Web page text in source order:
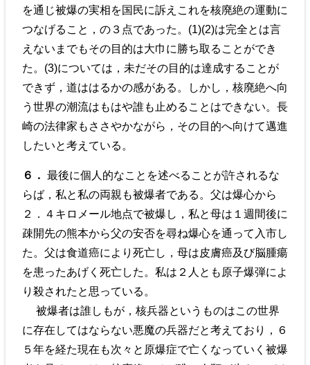
を通じ被爆の実相を国民に訴えこれを核廃絶の運動に
つなげること，の３点であった。(1)(2)は完全とは言
えないまでもその目的は大巾に勝ち取ることができ
た。(3)については，未だその目的は達成することが
できず，道ははるかの感がある。しかし，核廃絶へ向
う世界の潮流はもはや誰も止めることはできない。長
崎の法律家もささやかながら，その目的へ向けて邁進
したいと考えている。
６． 最後に個人的なことを述べることが許されるな
らば，私と私の両親も被爆者である。父は爆心から
２．４キロメール地点で被爆し，私と母は１週間後に
疎開先の熊本から父の安否を尋ね爆心を通って入市し
た。父は食道癌により死亡し，母は皮膚癌及び脳腫瘍
を患ったあげく死亡した。私は２人とも原子爆弾によ
り殺されたと思っている。
被爆者は誰しもが，核兵器というものはこの世界
に存在してはならない悪魔の兵器だと考えており，６
５年を経た現在も次々と原爆症で亡くなっていく被爆